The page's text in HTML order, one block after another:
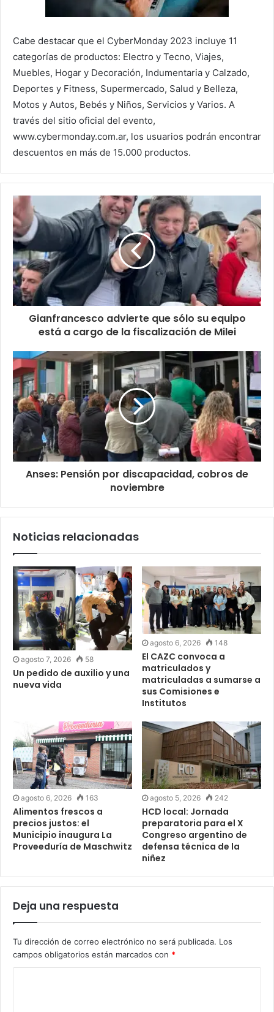
Cabe destacar que el CyberMonday 2023 incluye 11
categorías de productos: Electro y Tecno, Viajes,
Muebles, Hogar y Decoración, Indumentaria y Calzado,
Deportes y Fitness, Supermercado, Salud y Belleza,
Motos y Autos, Bebés y Niños, Servicios y Varios. A
través del sitio oficial del evento,
www.cybermonday.com.ar, los usuarios podrán encontrar
descuentos en más de 15.000 productos.
Gianfrancesco advierte que sólo su equipo
está a cargo de la fiscalización de Milei
Anses: Pensión por discapacidad, cobros de
noviembre
Noticias relacionadas
agosto 7, 2026 58
Un pedido de auxilio y una
nueva vida
agosto 6, 2026 148
El CAZC convoca a
matriculados y
matriculadas a sumarse a
sus Comisiones e
Institutos
agosto 6, 2026 163
Alimentos frescos a
precios justos: el
Municipio inaugura La
Proveeduría de Maschwitz
agosto 5, 2026 242
HCD local: Jornada
preparatoria para el X
Congreso argentino de
defensa técnica de la
niñez
Deja una respuesta
Tu dirección de correo electrónico no será publicada. Los
campos obligatorios están marcados con *